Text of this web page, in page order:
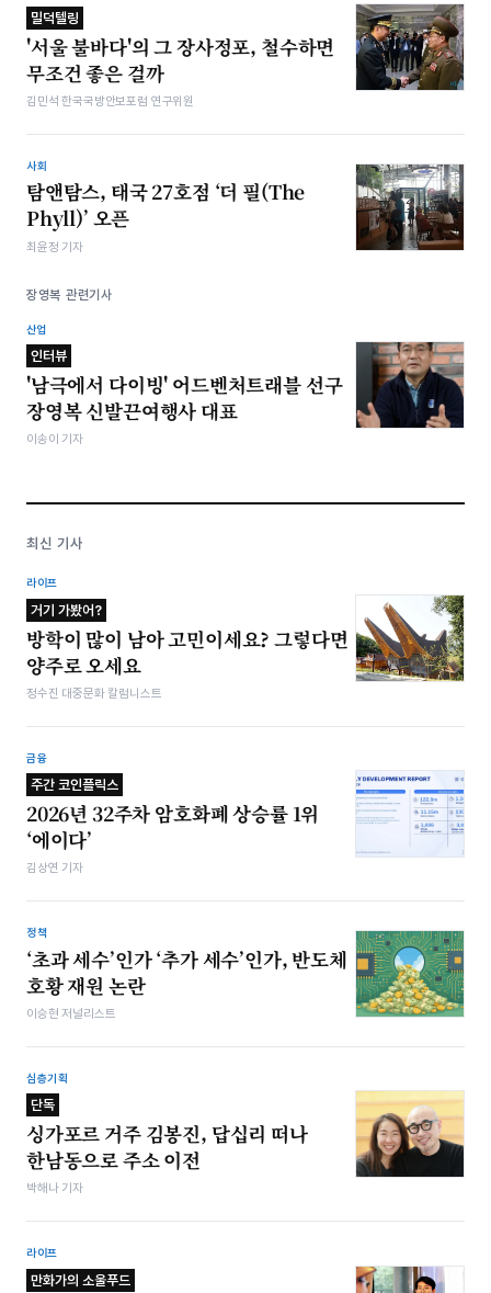
밀덕텔링
'서울 불바다'의 그 장사정포, 철수하면
무조건 좋은 걸까
김민석 한국국방안보포럼 연구위원
사회
탐앤탐스, 태국 27호점 ‘더 필(The
Phyll)’ 오픈
최윤정 기자
장영복 관련기사
산업
인터뷰
'남극에서 다이빙' 어드벤처트래블 선구
장영복 신발끈여행사 대표
이송이 기자
최신 기사
라이프
거기 가봤어?
방학이 많이 남아 고민이세요? 그렇다면
양주로 오세요
정수진 대중문화 칼럼니스트
금융
주간 코인플릭스
2026년 32주차 암호화폐 상승률 1위
‘에이다’
김상연 기자
정책
‘초과 세수’인가 ‘추가 세수’인가, 반도체
호황 재원 논란
이승현 저널리스트
심층기획
단독
싱가포르 거주 김봉진, 답십리 떠나
한남동으로 주소 이전
박해나 기자
라이프
만화가의 소울푸드